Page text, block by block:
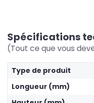
Spécifications
(Tout ce que vous
Type de produit
Longueur (mm)